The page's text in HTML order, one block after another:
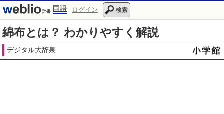
国語 ログイン 検索
綿布とは？ わかりやすく解説
デジタル大辞泉